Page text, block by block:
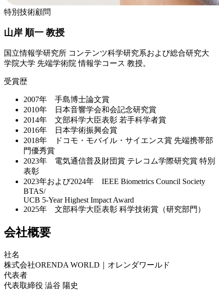
特別技術顧問
山岸 順一 教授
国立情報学研究所 コンテンツ科学研究系および総合研究大
学院大学 先端学術院 情報学コース 教授。
受賞歴
2007年 手島博士論文賞
2010年 日本音響学会和会記念研究賞
2014年 文部科学大臣表彰 若手科学者賞
2016年 日本学術振興会賞
2018年 ドコモ・モバイル・サイエンス賞 先端携帯部
門優秀賞
2023年 電気通信普及財団賞 テレコム学際研究賞 特別
表彰
2023年および2024年 IEEE Biometrics Council Society
BTAS/
UCB 5-Year Highest Impact Award
2025年 文部科学大臣表彰 科学技術賞（研究部門）
会社概要
社名
株式会社ORENDA WORLD｜オレンダワールド
代表者
代表取締役 澁谷 陽史